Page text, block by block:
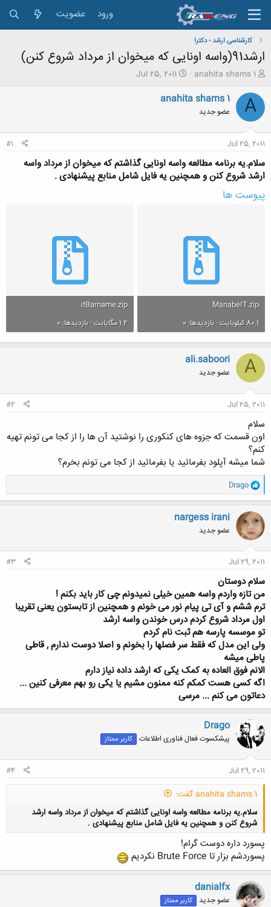
ورود عضویت
کارشناسی ارشد - دکترا
ارشد91(واسه اونایی که میخوان از مرداد شروع کنن)
ش
و
ع
ک
ن
د
ه
م
و
ض
و
anahita shams 1
ت
ر
ع
Jul 25, 2011
A
anahita shams 1
عضو جدید
Jul 25, 2011
#1
سلام.یه برنامه مطالعه واسه اونایی گذاشتم که میخوان از مرداد واسه
ارشد شروع کنن و همچنین یه فایل شامل منابع پیشنهادی .
پیوست ها
ManabeIT.zip
80.1 کیلوبایت · بازدیدها: 0
itBarname.zip
1.2 مگایابت · بازدیدها: 0
A
ali.saboori
عضو جدید
Jul 25, 2011
#2
سلام
اون قسمت که جزوه های کنکوری را نوشتید آن ها را از کجا می تونم تهیه
کنم؟
شما میشه آپلود بفرمائید یا بفرمائید از کجا می تونم بخرم؟
و
ا
ک
ن
ش
ه
ا
Drago
nargess irani
عضو جدید
Jul 29, 2011
#3
سلام دوستان
من تازه واردم واسه همین خیلی نمیدونم چی کار باید بکنم !
ترم ششم و آی تی پیام نور می خونم و همچنین از تابستون یعنی تقریبا
اول مرداد شروع کردم درس خوندن واسه ارشد
تو موسسه پارسه هم ثبت نام کردم
ولی این مدل که فقط سر فصلها را بخونم و اصلا دوست ندارم , قاطی
پاطی میشه
الانم فوق العاده به کمک یکی که ارشد داده نیاز دارم
اگه کسی هست کمکم کنه ممنون مشیم یا یکی رو بهم معرفی کنین ...
دعاتون می کنم ... مرسی
Drago
پیشکسوت فعال فناوری اطلاعات کاربر ممتاز
Jul 29, 2011
#4
anahita shams 1 گفت:
سلام.یه برنامه مطالعه واسه اونایی گذاشتم که میخوان از مرداد واسه ارشد
شروع کنن و همچنین یه فایل شامل منابع پیشنهادی .
کلیک کنید تا باز شود...
پسورد داره دوست گرام!
پسوردشم بزار تا Brute Force نکردیم
danialfx
عضو جدید کاربر ممتاز